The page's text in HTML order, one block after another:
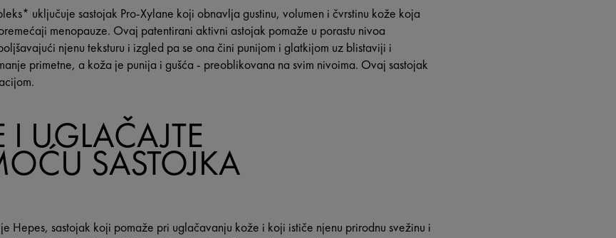
uključuje sastojak Pro-Xylane koji obnavlja gustinu, volumen i čvrstinu kože koja
menopauze. Ovaj patentirani aktivni astojak pomaže u porastu nivoa
njenu teksturu i izgled pa se ona čini punijom i glatkijom uz blistaviji i
primetne, a koža je punija i gušća - preoblikovana na svim nivoima. Ovaj sastojak
I UGLAČAJTE
SASTOJKA
Hepes, sastojak koji pomaže pri uglačavanju kože i koji ističe njenu prirodnu svežinu i